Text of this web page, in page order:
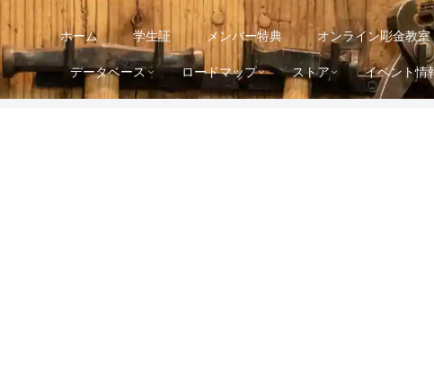
ホーム 学生証 メンバー特典 オンライン彫金教室
データベース ロードマップ ストア イベント情